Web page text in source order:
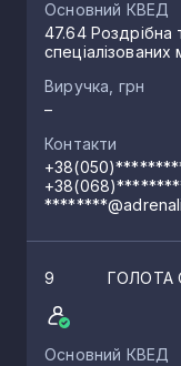
Основний КВЕД
47.64 Роздрібна
спеціалізованих
Виручка, грн
–
Контакти
9 ГОЛОТА
Основний КВЕД